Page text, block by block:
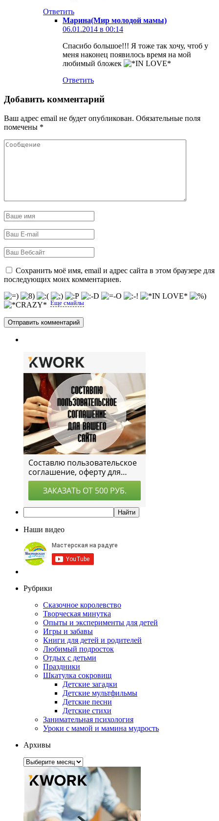
Ответить
Марина(Мир молодой мамы)
06.01.2014 в 00:14
Спасибо большое!!! Я тоже так хочу, чтоб у
меня наконец появилось время на мой
любимый бложек
Ответить
Добавить комментарий
Ваш адрес email не будет опубликован. Обязательные поля
помечены *
Сохранить моё имя, email и адрес сайта в этом браузере для
последующих моих комментариев.
Еще смайлы
Наши видео
Рубрики
Сказочное королевство
Творческая минутка
Опыты и эксперименты для детей
Игры и забавы
Книги для детей и родителей
Любимый подросток
Отдых с детьми
Праздники
Шкатулка сокровищ
Детские загадки
Детские мультфильмы
Детские песни
Детские стихи
Занимательная психология
Уроки с мамой и мамина мудрость
Архивы
Архивы